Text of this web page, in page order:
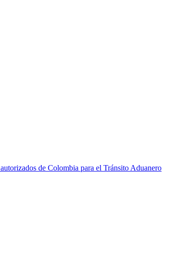
de Colombia para el Tránsito Aduanero